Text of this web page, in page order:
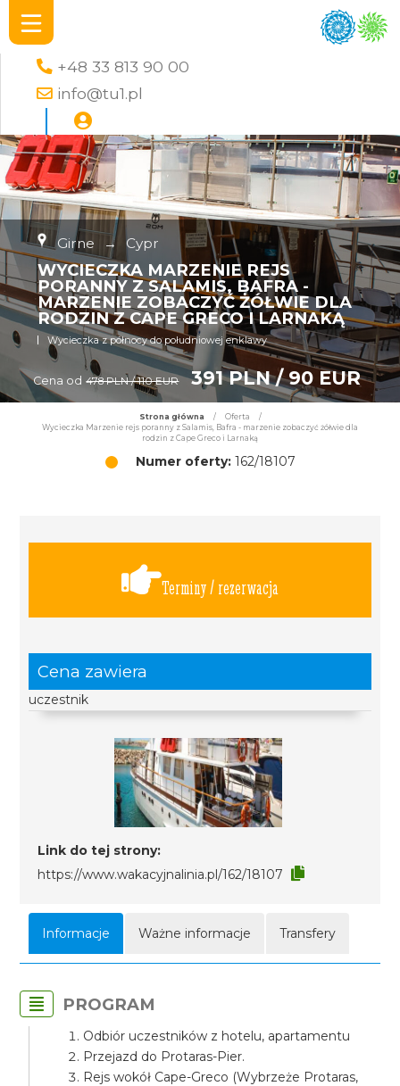
+48 33 813 90 00
info@tu1.pl
Girne → Cypr
WYCIECZKA MARZENIE REJS
PORANNY Z SALAMIS, BAFRA -
MARZENIE ZOBACZYĆ ŻÓŁWIE DLA
RODZIN Z CAPE GRECO I LARNAKĄ
Wycieczka z północy do południowej enklawy
Cena od 478 PLN / 110 EUR 391 PLN / 90 EUR
Strona główna / Oferta
/
Wycieczka Marzenie rejs poranny z Salamis, Bafra - marzenie zobaczyć żółwie dla
rodzin z Cape Greco i Larnaką
Numer oferty:162/18107
Terminy / rezerwacja
Cena zawiera
uczestnik
Link do tej strony:
https://www.wakacyjnalinia.pl/162/18107
Informacje Ważne informacje Transfery
PROGRAM
Odbiór uczestników z hotelu, apartamentu
Przejazd do Protaras-Pier.
Rejs wokół Cape-Greco (Wybrzeże Protaras,